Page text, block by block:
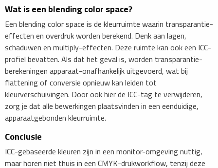
Wat is een blending color space?
Een blending color space is de kleurruimte waarin transparantie-
effecten en overdruk worden berekend. Denk aan lagen,
schaduwen en multiply-effecten. Deze ruimte kan ook een ICC-
profiel bevatten. Als dat het geval is, worden transparantie-
berekeningen apparaat-onafhankelijk uitgevoerd, wat bij
flattening of conversie opnieuw kan leiden tot
kleurverschuivingen. Door ook hier de ICC-tag te verwijderen,
zorg je dat alle bewerkingen plaatsvinden in een eenduidige,
apparaatgebonden kleurruimte.
Conclusie
ICC-gebaseerde kleuren zijn in een monitor-omgeving nuttig,
maar horen niet thuis in een CMYK-drukworkflow, tenzij deze